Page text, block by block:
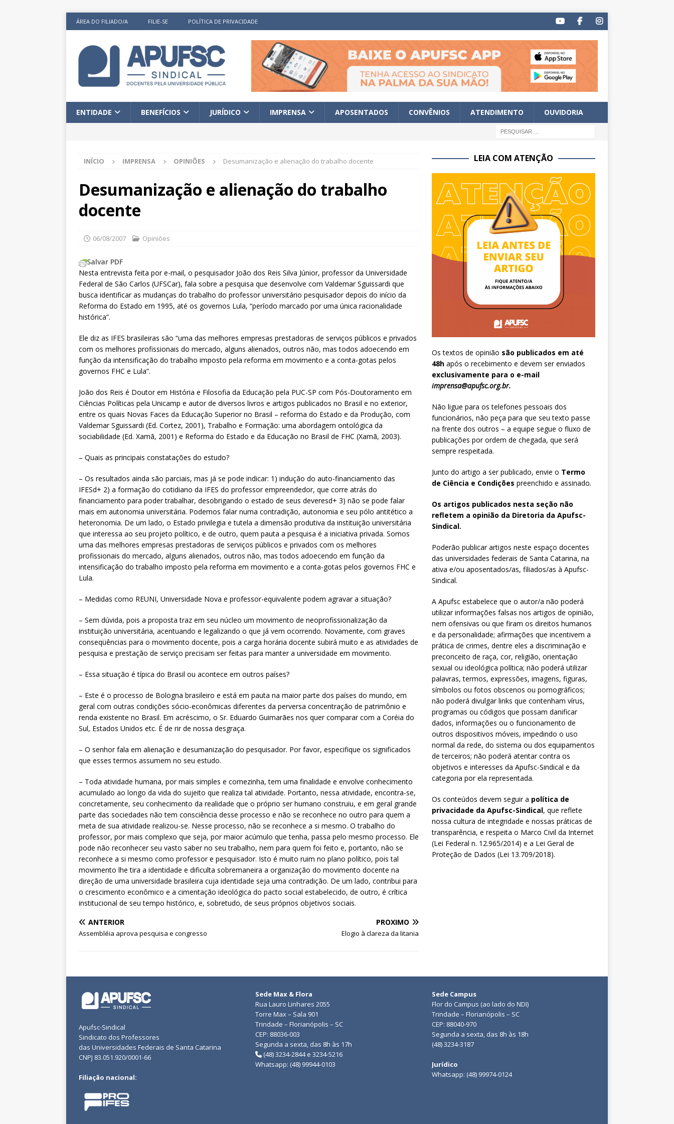
ÁREA DO FILIADO/A FILIE-SE POLÍTICA DE PRIVACIDADE
ENTIDADE BENEFÍCIOS JURÍDICO IMPRENSA APOSENTADOS CONVÊNIOS ATENDIMENTO OUVIDORIA
INÍCIO IMPRENSA OPINIÕES Desumanização e alienação do trabalho docente
Desumanização e alienação do trabalho
docente
06/08/2007 Opiniões
Salvar PDF
Nesta entrevista feita por e-mail, o pesquisador João dos Reis Silva Júnior, professor da Universidade
Federal de São Carlos (UFSCar), fala sobre a pesquisa que desenvolve com Valdemar Sguissardi que
busca identificar as mudanças do trabalho do professor universitário pesquisador depois do início da
Reforma do Estado em 1995, até os governos Lula, “período marcado por uma única racionalidade
histórica”.
Ele diz as IFES brasileiras são “uma das melhores empresas prestadoras de serviços públicos e privados
com os melhores profissionais do mercado, alguns alienados, outros não, mas todos adoecendo em
função da intensificação do trabalho imposto pela reforma em movimento e a conta-gotas pelos
governos FHC e Lula”.
João dos Reis é Doutor em História e Filosofia da Educação pela PUC-SP com Pós-Doutoramento em
Ciências Políticas pela Unicamp e autor de diversos livros e artigos publicados no Brasil e no exterior,
entre os quais Novas Faces da Educação Superior no Brasil – reforma do Estado e da Produção, com
Valdemar Sguissardi (Ed. Cortez, 2001), Trabalho e Formação: uma abordagem ontológica da
sociabilidade (Ed. Xamã, 2001) e Reforma do Estado e da Educação no Brasil de FHC (Xamã, 2003).
– Quais as principais constatações do estudo?
– Os resultados ainda são parciais, mas já se pode indicar: 1) indução do auto-financiamento das
IFESd+ 2) a formação do cotidiano da IFES do professor empreendedor, que corre atrás do
financiamento para poder trabalhar, desobrigando o estado de seus deveresd+ 3) não se pode falar
mais em autonomia universitária. Podemos falar numa contradição, autonomia e seu pólo antitético a
heteronomia. De um lado, o Estado privilegia e tutela a dimensão produtiva da instituição universitária
que interessa ao seu projeto político, e de outro, quem pauta a pesquisa é a iniciativa privada. Somos
uma das melhores empresas prestadoras de serviços públicos e privados com os melhores
profissionais do mercado, alguns alienados, outros não, mas todos adoecendo em função da
intensificação do trabalho imposto pela reforma em movimento e a conta-gotas pelos governos FHC e
Lula.
– Medidas como REUNI, Universidade Nova e professor-equivalente podem agravar a situação?
– Sem dúvida, pois a proposta traz em seu núcleo um movimento de neoprofissionalização da
instituição universitária, acentuando e legalizando o que já vem ocorrendo. Novamente, com graves
conseqüências para o movimento docente, pois a carga horária docente subirá muito e as atividades de
pesquisa e prestação de serviço precisam ser feitas para manter a universidade em movimento.
– Essa situação é típica do Brasil ou acontece em outros países?
– Este é o processo de Bologna brasileiro e está em pauta na maior parte dos países do mundo, em
geral com outras condições sócio-econômicas diferentes da perversa concentração de patrimônio e
renda existente no Brasil. Em acréscimo, o Sr. Eduardo Guimarães nos quer comparar com a Coréia do
Sul, Estados Unidos etc. É de rir de nossa desgraça.
– O senhor fala em alienação e desumanização do pesquisador. Por favor, especifique os significados
que esses termos assumem no seu estudo.
– Toda atividade humana, por mais simples e comezinha, tem uma finalidade e envolve conhecimento
acumulado ao longo da vida do sujeito que realiza tal atividade. Portanto, nessa atividade, encontra-se,
concretamente, seu conhecimento da realidade que o próprio ser humano construiu, e em geral grande
parte das sociedades não tem consciência desse processo e não se reconhece no outro para quem a
meta de sua atividade realizou-se. Nesse processo, não se reconhece a si mesmo. O trabalho do
professor, por mais complexo que seja, por maior acúmulo que tenha, passa pelo mesmo processo. Ele
pode não reconhecer seu vasto saber no seu trabalho, nem para quem foi feito e, portanto, não se
reconhece a si mesmo como professor e pesquisador. Isto é muito ruim no plano político, pois tal
movimento lhe tira a identidade e dificulta sobremaneira a organização do movimento docente na
direção de uma universidade brasileira cuja identidade seja uma contradição. De um lado, contribui para
o crescimento econômico e a cimentação ideológica do pacto social estabelecido, de outro, é crítica
institucional de seu tempo histórico, e, sobretudo, de seus próprios objetivos sociais.
ANTERIOR
Assembléia aprova pesquisa e congresso
PRÓXIMO
Elogio à clareza da litania
LEIA COM ATENÇÃO
Os textos de opinião são publicados em até
48hapós o recebimento e devem ser enviados
exclusivamente para o e-mail
imprensa@apufsc.org.br.
Não ligue para os telefones pessoais dos
funcionários, não peça para que seu texto passe
na frente dos outros – a equipe segue o fluxo de
publicações por ordem de chegada, que será
sempre respeitada.
Junto do artigo a ser publicado, envie o Termo
de Ciência e Condições preenchido e assinado.
Os artigos publicados nesta seção não
refletem a opinião da Diretoria da Apufsc-
Sindical.
Poderão publicar artigos neste espaço docentes
das universidades federais de Santa Catarina, na
ativa e/ou aposentados/as, filiados/as à Apufsc-
Sindical.
A Apufsc estabelece que o autor/a não poderá
utilizar informações falsas nos artigos de opinião,
nem ofensivas ou que firam os direitos humanos
e da personalidade; afirmações que incentivem a
prática de crimes, dentre eles a discriminação e
preconceito de raça, cor, religião, orientação
sexual ou ideológica política; não poderá utilizar
palavras, termos, expressões, imagens, figuras,
símbolos ou fotos obscenos ou pornográficos;
não poderá divulgar links que contenham vírus,
programas ou códigos que possam danificar
dados, informações ou o funcionamento de
outros dispositivos móveis, impedindo o uso
normal da rede, do sistema ou dos equipamentos
de terceiros; não poderá atentar contra os
objetivos e interesses da Apufsc-Sindical e da
categoria por ela representada.
Os conteúdos devem seguir a política de
privacidade da Apufsc-Sindical, que reflete
nossa cultura de integridade e nossas práticas de
transparência, e respeita o Marco Civil da Internet
(Lei Federal n. 12.965/2014) e a Lei Geral de
Proteção de Dados (Lei 13.709/2018).
Apufsc-Sindical
Sindicato dos Professores
das Universidades Federais de Santa Catarina
CNPJ 83.051.920/0001-66
Filiação nacional:
Sede Max & Flora
Rua Lauro Linhares 2055
Torre Max – Sala 901
Trindade – Florianópolis – SC
CEP: 88036-003
Segunda a sexta, das 8h às 17h
(48) 3234-2844 e 3234-5216
Whatsapp: (48) 99944-0103
Sede Campus
Flor do Campus (ao lado do NDI)
Trindade – Florianópolis – SC
CEP: 88040-970
Segunda a sexta, das 8h às 18h
(48) 3234-3187
Jurídico
Whatsapp: (48) 99974-0124